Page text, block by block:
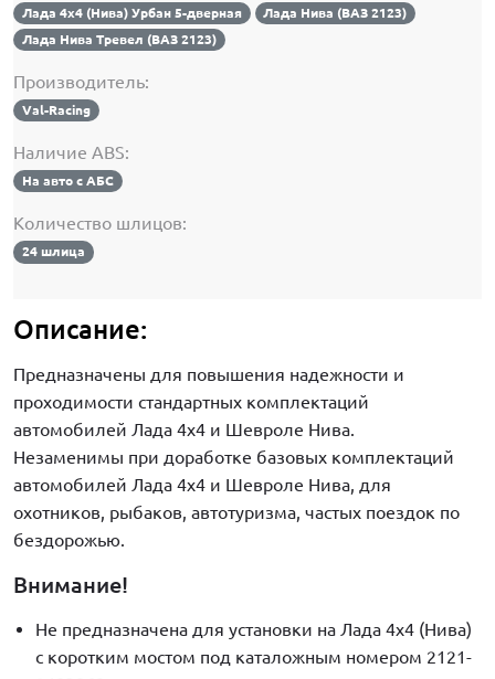
Лада 4х4 (Нива) Урбан 5-дверная
Лада Нива (ВАЗ 2123)
Лада Нива Тревел (ВАЗ 2123)
Производитель:
Val-Racing
Наличие ABS:
На авто с АБС
Количество шлицов:
24 шлица
Описание:
Предназначены для повышения надежности и
проходимости стандартных комплектаций
автомобилей Лада 4х4 и Шевроле Нива.
Незаменимы при доработке базовых комплектаций
автомобилей Лада 4х4 и Шевроле Нива, для
охотников, рыбаков, автотуризма, частых поездок по
бездорожью.
Внимание!
Не предназначена для установки на Лада 4х4 (Нива)
с коротким мостом под каталожным номером 2121-